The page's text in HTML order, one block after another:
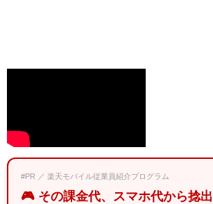
#PR ／ 楽天モバイル従業員紹介プログラム
🎮 その課金代、スマホ代から捻